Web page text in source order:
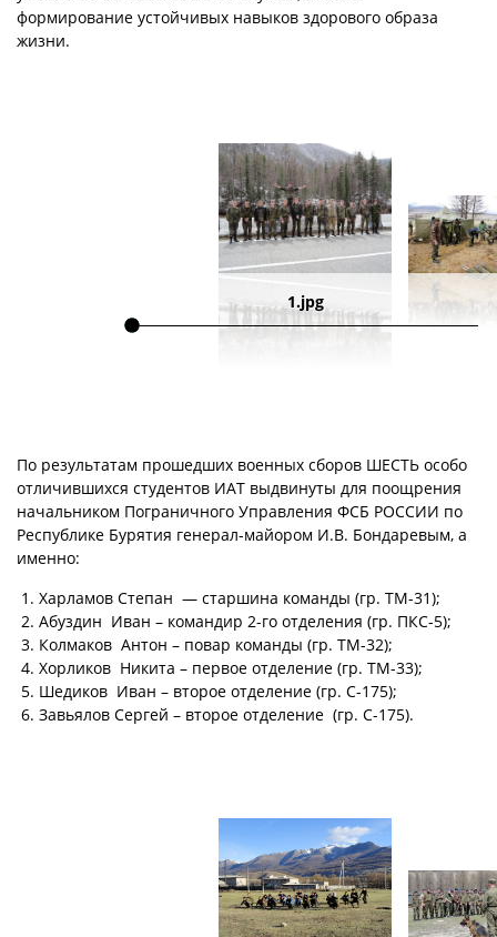
формирование устойчивых навыков здорового образа
жизни.
1.jpg
По результатам прошедших военных сборов ШЕСТЬ особо
отличившихся студентов ИАТ выдвинуты для поощрения
начальником Пограничного Управления ФСБ РОССИИ по
Республике Бурятия генерал-майором И.В. Бондаревым, а
именно:
Харламов Степан — старшина команды (гр. ТМ-31);
Абуздин Иван – командир 2-го отделения (гр. ПКС-5);
Колмаков Антон – повар команды (гр. ТМ-32);
Хорликов Никита – первое отделение (гр. ТМ-33);
Шедиков Иван – второе отделение (гр. С-175);
Завьялов Сергей – второе отделение (гр. С-175).